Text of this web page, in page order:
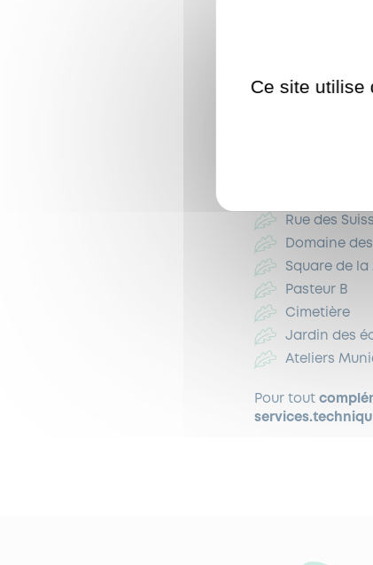
Rue de la
Rue des
Domaine
Square de la
Pasteur B
Cimetière
Jardin des
Ateliers
Pour tout
Ce site utilise